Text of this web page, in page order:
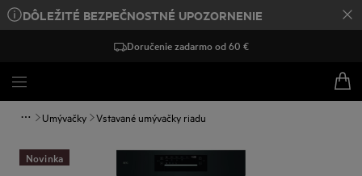
DÔLEŽITÉ BEZPEČNOSTNÉ UPOZORNENIE
Doručenie zadarmo od 60 €
Umývačky Vstavané umývačky riadu
Novinka